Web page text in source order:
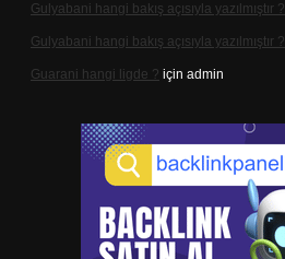
Gulyabani hangi bakış açısıyla yazılmıştır ?
Gulyabani hangi bakış açısıyla yazılmıştır ?
Guarani hangi ligde ? için admin